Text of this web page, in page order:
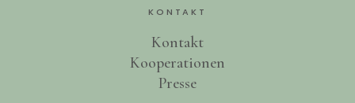
KONTAKT
Kontakt
Kooperationen
Presse